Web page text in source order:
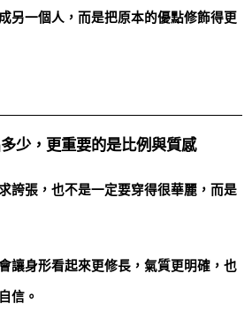
另一個人，而是把原本的優點修飾得更
少，更重要的是比例與質感
誇張，也不是一定要穿得很華麗，而是
讓身形看起來更修長，氣質更明確，也
信。